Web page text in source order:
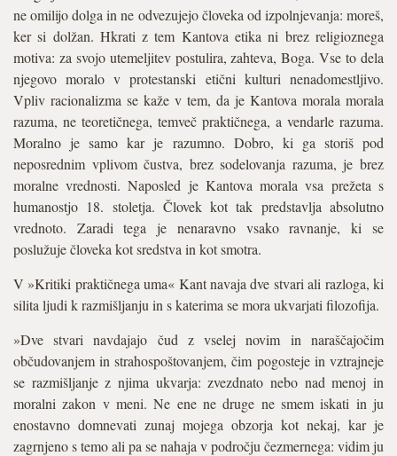
ne omilijo dolga in ne odvezujejo človeka od izpolnjevanja: moreš,
ker si dolžan. Hkrati z tem Kantova etika ni brez religioznega
motiva: za svojo utemeljitev postulira, zahteva, Boga. Vse to dela
njegovo moralo v protestanski etični kulturi nenadomestljivo.
Vpliv racionalizma se kaže v tem, da je Kantova morala morala
razuma, ne teoretičnega, temveč praktičnega, a vendarle razuma.
Moralno je samo kar je razumno. Dobro, ki ga storiš pod
neposrednim vplivom čustva, brez sodelovanja razuma, je brez
moralne vrednosti. Naposled je Kantova morala vsa prežeta s
humanostjo 18. stoletja. Človek kot tak predstavlja absolutno
vrednoto. Zaradi tega je nenaravno vsako ravnanje, ki se
poslužuje človeka kot sredstva in kot smotra.
V »Kritiki praktičnega uma« Kant navaja dve stvari ali razloga, ki
silita ljudi k razmišljanju in s katerima se mora ukvarjati filozofija.
»Dve stvari navdajajo čud z vselej novim in naraščajočim
občudovanjem in strahospoštovanjem, čim pogosteje in vztrajneje
se razmišljanje z njima ukvarja: zvezdnato nebo nad menoj in
moralni zakon v meni. Ne ene ne druge ne smem iskati in ju
enostavno domnevati zunaj mojega obzorja kot nekaj, kar je
zagrnjeno s temo ali pa se nahaja v področju čezmernega: vidim ju